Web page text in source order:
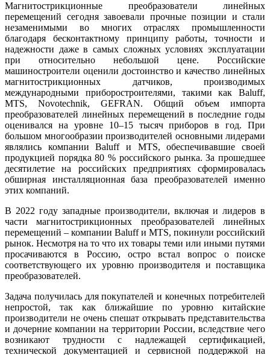
Магнитострикционные преобразователи линейных
перемещений сегодня завоевали прочные позиции и стали
незаменимыми во многих отраслях промышленности
благодаря бесконтактному принципу работы, точности и
надежности да­же в самых сложных условиях эксплуатации
при относительно небольшой це­не. Российские
машиностроители оценили достоинство и качество линейных
магнитострикционных датчиков, производимых
международными приборостроителями, такими как Ba­luff,
MTS, Novotechnik, ­GEFRAN. Общий объем импорта
преобразователей линейных перемещений в последние го­ды
оценивался на уровне 10–15 тысяч приборов в год. При
большом многообразии производителей основными лидерами
являлись компании Ba­luff и MTS, обеспечивавшие своей
продукцией порядка 80 % российского рынка. За прошедшее
десятилетие на российских предприятиях сформировалась
обширная инсталляционная ба­за преобразователей именно
этих компаний.
В 2022 году западные производители, включая и лидеров в
части магнитострикционных преобразователей линейных
перемещений – компании Baluff и MTS, покинули российский
рынок. Несмотря на то что их товары те­ми или иными путями
просачиваются в Россию, остро встал вопрос о поиске
соответствующего их уровню производителя и поставщика
преобразователей.
Задача получилась для покупателей и конечных потребителей
непростой, так как ближайшие по уровню китайские
производители не очень спешат открывать представительства
и дочерние компании на территории России, вследствие че­го
возникают трудности с надлежащей сертификацией,
технической документацией и сервисной поддержкой на